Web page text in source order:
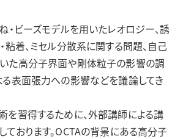
・ビーズモデルを用いたレオロジー、誘
粘着、ミセル分散系に関する問題、自己
た高分子界面や剛体粒子の影響の調
る表面張力への影響などを議論してき
を習得するために、外部講師による講
おります。OCTAの背景にある高分子